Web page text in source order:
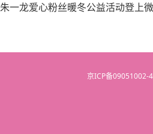
朱一龙爱心粉丝暖冬公益活动登上
京ICP备09051002-